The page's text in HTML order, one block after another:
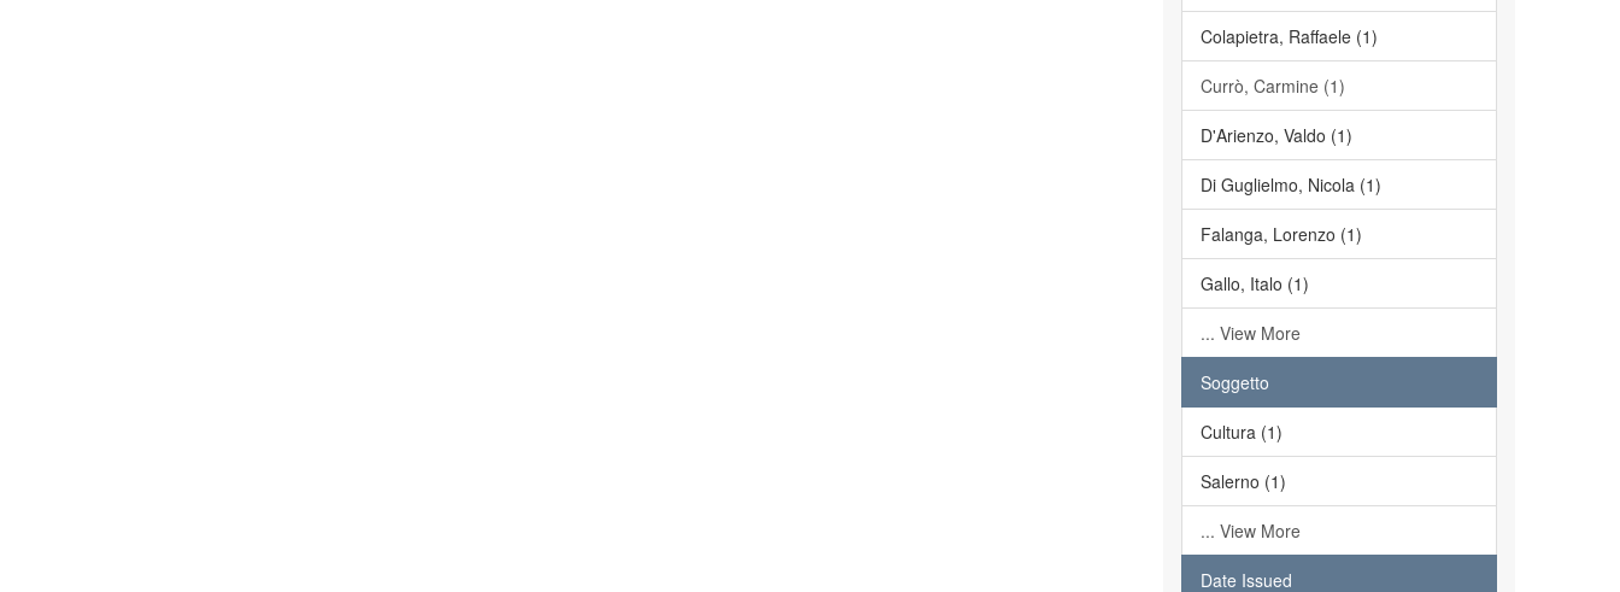
Colapietra, Raffaele (1)
Currò, Carmine (1)
D'Arienzo, Valdo (1)
Di Guglielmo, Nicola (1)
Falanga, Lorenzo (1)
Gallo, Italo (1)
... View More
Soggetto
Cultura (1)
Salerno (1)
... View More
Date Issued